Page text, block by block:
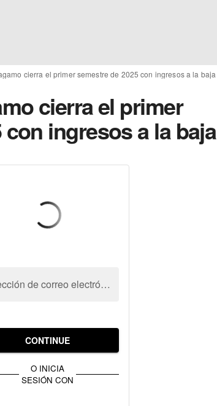
cierra el primer semestre de 2025 con ingresos a la baja
cierra el primer
ingresos a la baja
Dirección de correo electrónico
CONTINUE
O INICIA
SESIÓN CON